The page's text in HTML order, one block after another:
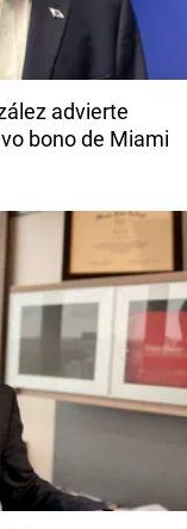
advierte
bono de Miami